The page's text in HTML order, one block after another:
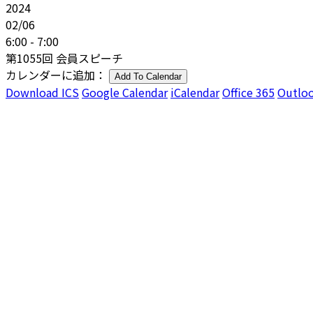
2024
02/06
6:00 - 7:00
第1055回 会員スピーチ
カレンダーに追加：
Add To Calendar
Download ICSGoogle Calendar iCalendarOffice 365